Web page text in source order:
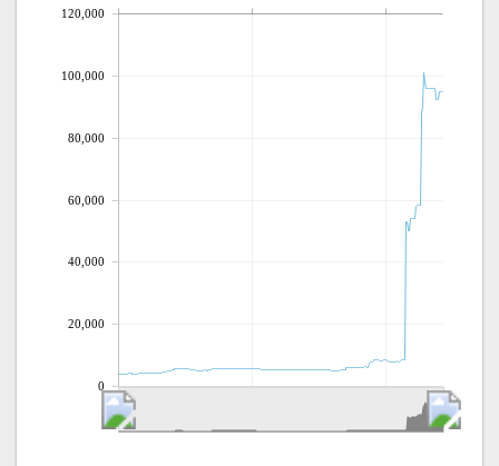
0
20,000
40,000
60,000
80,000
100,000
120,000